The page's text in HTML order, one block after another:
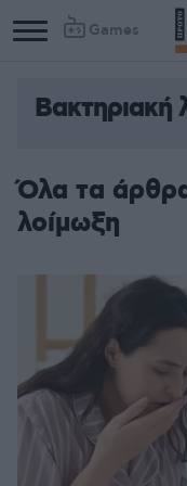
Games
Βακτηριακή
Όλα τα
λοίμωξη